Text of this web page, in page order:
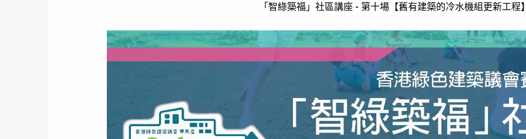
「智綠築福」社區講座 - 第十場【舊有建築的冷水機組更新工程